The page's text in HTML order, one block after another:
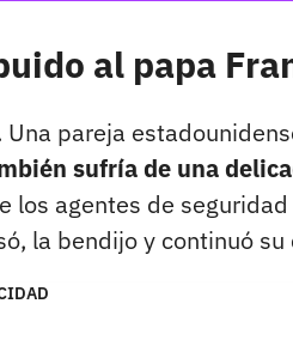
al papa
pareja
sufría de una
agentes de
la bendijo y continuó su